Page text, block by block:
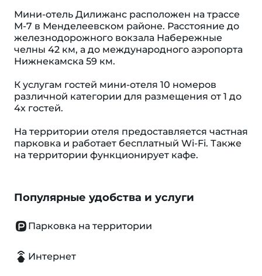
Мини-отель Дилижанс расположен на трассе
М-7 в Менделеевском районе. Расстояние до
железнодорожного вокзала Набережные
челны 42 км, а до международного аэропорта
Нижнекамска 59 км.
К услугам гостей мини-отеля 10 номеров
различной категории для размещения от 1 до
4х гостей.
На территории отеля предоставляется частная
парковка и работает бесплатный Wi-Fi. Также
на территории функционирует кафе.
Популярные удобства и услуги
Парковка на территории
Интернет